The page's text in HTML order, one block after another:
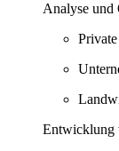
Analyse und
Private
Entwicklung